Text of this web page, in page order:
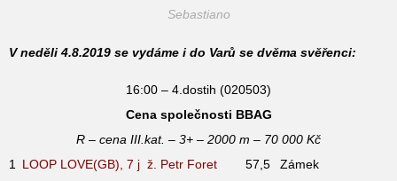
Sebastiano
V neděli 4.8.2019 se vydáme i do Varů se dvěma svěřenci:
16:00 – 4.dostih (020503)
Cena společnosti BBAG
R – cena III.kat. – 3+ – 2000 m – 70 000 Kč
1
LOOP LOVE(GB), 7 j ž. Petr Foret 57,5
Zámek